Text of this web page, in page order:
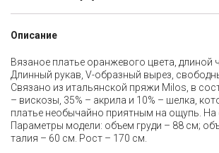
Описание
Вязаное платье оранжевого цвета, длиной
Длинный рукав, V-образный вырез,
Связано из итальянской пряжи Milos, в
– вискозы, 35% – акрила и 10% – шелка,
платье необычайно приятным на ощупь. На
Параметры модели: объем груди – 88 см;
талия – 60 см. Рост – 170 см.